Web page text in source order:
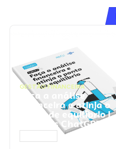
GESTÃO FINANCEIRA
Faça a análise
financeira e atinja o
ponto de equilíbrio |
Prompts ChatGPT